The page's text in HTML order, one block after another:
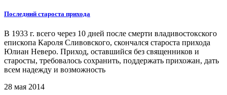
Последний староста прихода
В 1933 г. всего через 10 дней после смерти владивостокского
епископа Кароля Сливовского, скончался староста прихода
Юлиан Неверо. Приход, оставшийся без священников и
старосты, требовалось сохранить, поддержать прихожан, дать
всем надежду и возможность
28 мая 2014